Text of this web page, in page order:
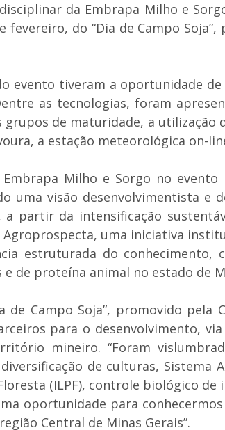
da Embrapa Milho e
fevereiro, do “Dia de Campo
evento tiveram a oportunidade
as tecnologias, foram
grupos de maturidade, a
a estação meteorológica on-
Milho e Sorgo no
uma visão desenvolvimentista e
partir da intensificação
Agroprospecta, uma iniciativa
estruturada do conhecimento,
de proteína animal no estado de
de Campo Soja”, promovido
para o desenvolvimento,
mineiro. “Foram
de culturas,
(ILPF), controle biológico
oportunidade para
Central de Minas Gerais”.